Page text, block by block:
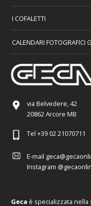
I COFALETTI
CALENDARI FOTOGRAFICI
via Belvedere, 42
20862 Arcore MB
Tel +39 02 21070711
E-mail
Instagram
Geca è specializzata